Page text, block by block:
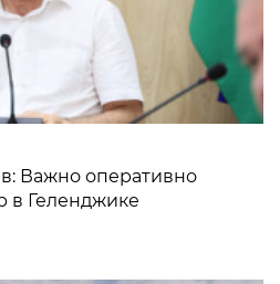
Важно оперативно
в Геленджике